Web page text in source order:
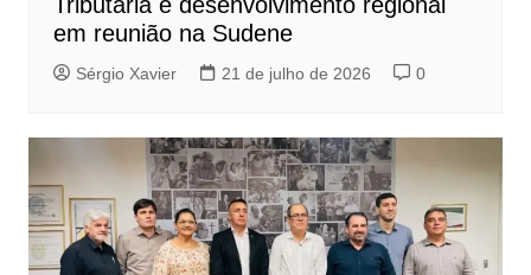
em reunião na Sudene
Sérgio Xavier 21 de julho de 2026 0